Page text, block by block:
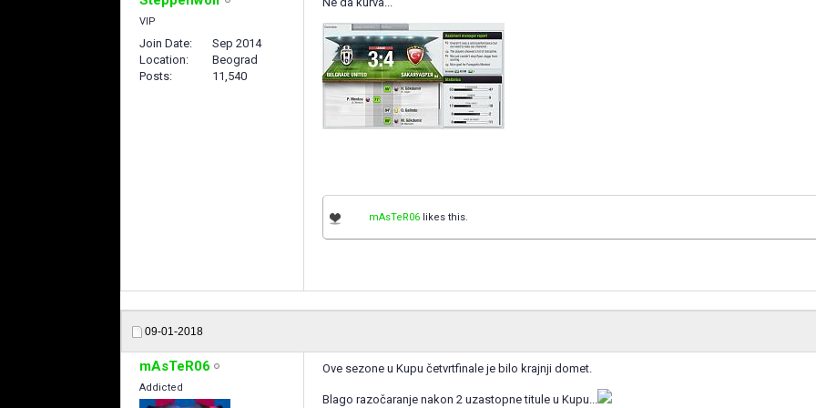
VIP
Join Date
Sep 2014
Location
Beograd
Posts
11,540
mAsTeR06 likes this.
09-01-2018
mAsTeR06
Addicted
Ove sezone u Kupu četvrtfinale je bilo krajnji domet.
Blago razočaranje nakon 2 uzastopne titule u Kupu...